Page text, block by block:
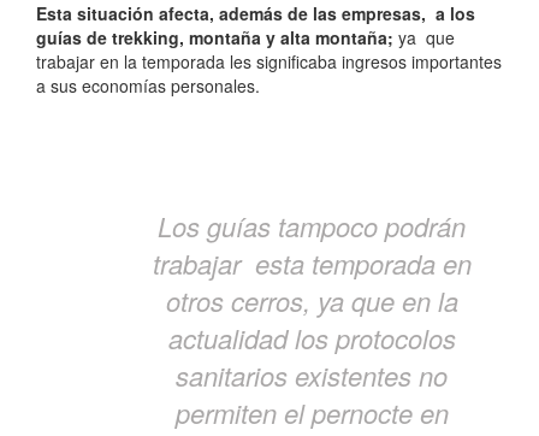
Esta situación afecta, además de las empresas, a los
guías de trekking, montaña y alta montaña; ya que
trabajar en la temporada les significaba ingresos importantes
a sus economías personales.
Los guías tampoco podrán
trabajar esta temporada en
otros cerros, ya que en la
actualidad los protocolos
sanitarios existentes no
permiten el pernocte en